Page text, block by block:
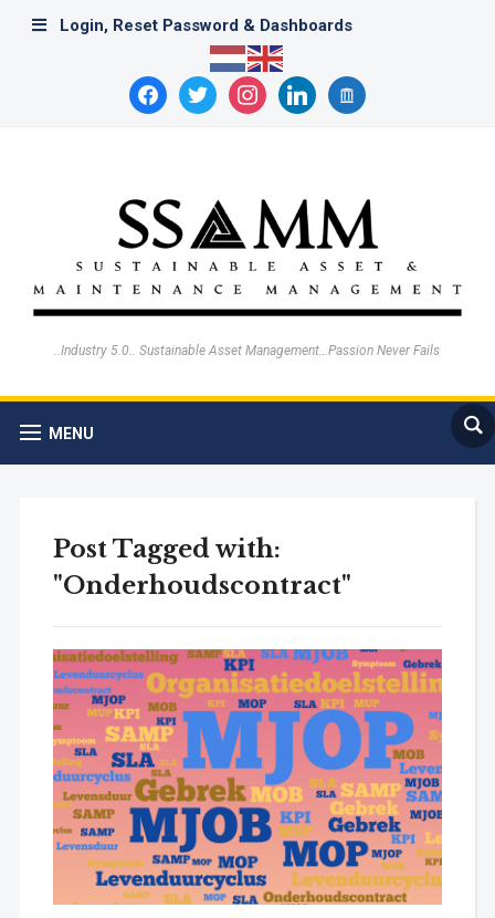
Login, Reset Password & Dashboards
facebooktwitter instagramlinkedinarchive
..Industry 5.0.. Sustainable Asset Management…Passion Never Fails
MENU
Post Tagged with:
"Onderhoudscontract"